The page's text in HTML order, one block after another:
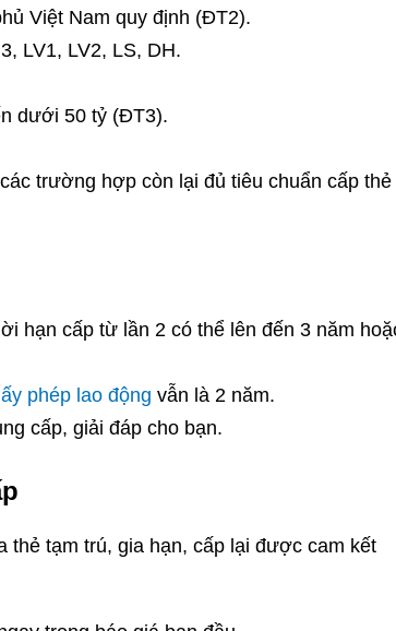
Việt Nam quy định (ĐT2).
LV1, LV2, LS, DH.
dưới 50 tỷ (ĐT3).
trường hợp còn lại đủ tiêu chuẩn cấp thẻ
hạn cấp từ lần 2 có thể lên đến 3 năm
phép lao động vẫn là 2 năm.
cấp, giải đáp cho bạn.
thẻ tạm trú, gia hạn, cấp lại được cam kết